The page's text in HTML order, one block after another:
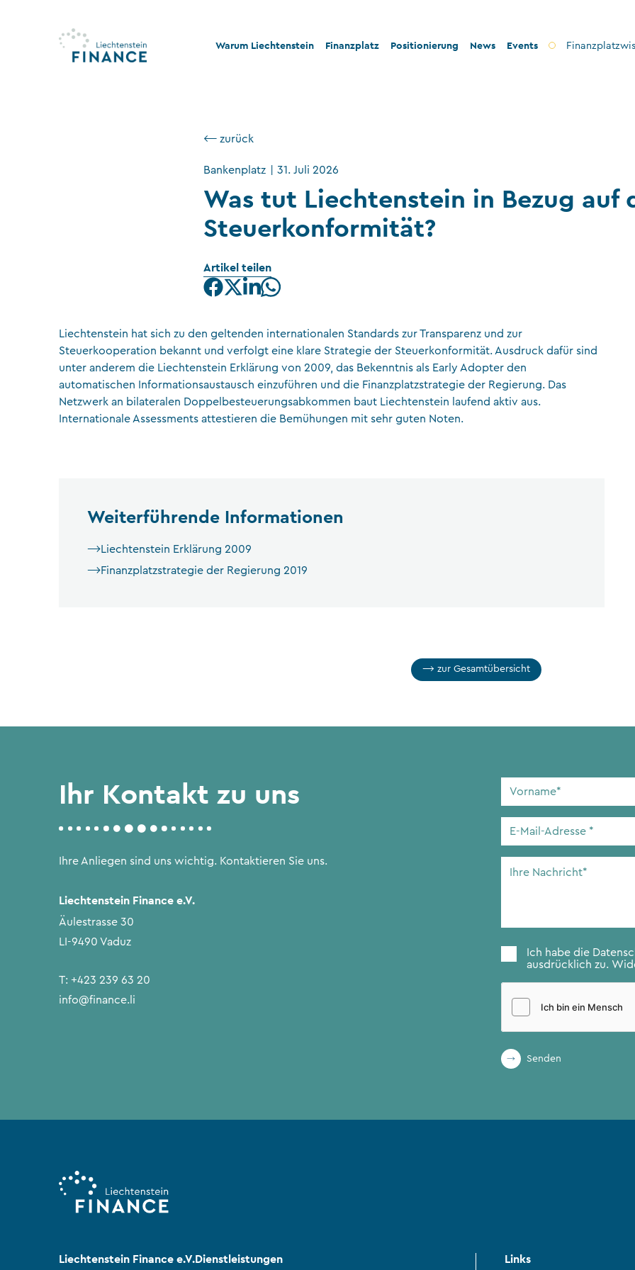
Warum Liechtenstein
Stiftungswesen
Finanzplatz
Versicherungen
Gemeinnützige Stiftungen und Trusts
CFA Society Liechtenstein
Rechtsanwälte
Positionierung News Events
⟵ zurück
Bankenplatz 31. Juli 2026
Was tut Liechtenstein in Bezug auf
Steuerkonformität?
Artikel teilen
Liechtenstein hat sich zu den geltenden internationalen Standards zur Transparenz und zur
Steuerkooperation bekannt und verfolgt eine klare Strategie der Steuerkonformität. Ausdruck dafür sind
unter anderem die Liechtenstein Erklärung von 2009, das Bekenntnis als Early Adopter den
automatischen Informationsaustausch einzuführen und die Finanzplatzstrategie der Regierung. Das
Netzwerk an bilateralen Doppelbesteuerungsabkommen baut Liechtenstein laufend aktiv aus.
Internationale Assessments attestieren die Bemühungen mit sehr guten Noten.
Weiterführende Informationen
Liechtenstein Erklärung 2009
Finanzplatzstrategie der Regierung 2019
zur Gesamtübersicht
Ihr Kontakt zu uns
Ihre Anliegen sind uns wichtig. Kontaktieren Sie uns.
Liechtenstein Finance e.V.
Äulestrasse 30
LI-9490 Vaduz
T: +423 239 63 20
info@finance.li
Vorname
E-
Adresse*
Zustimmung*
Ich habe die
ausdrücklich zu.
Senden
Liechtenstein Finance e.V.Dienstleistungen Links